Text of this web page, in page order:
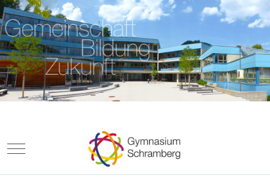
Mobile Menu Toggle